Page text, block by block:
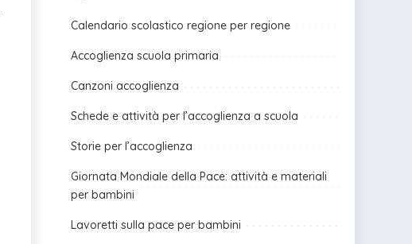
Calendario scolastico regione per regione
Accoglienza scuola primaria
Canzoni accoglienza
Schede e attività per l’accoglienza a scuola
Storie per l’accoglienza
Giornata Mondiale della Pace: attività e materiali
per bambini
Lavoretti sulla pace per bambini